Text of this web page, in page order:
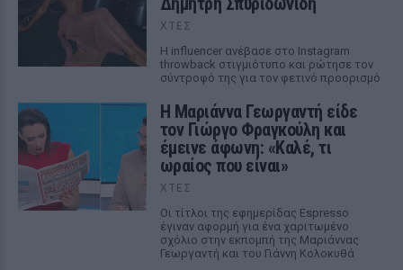
ΧΤΕΣ
Η influencer ανέβασε στο Instagram
throwback στιγμιότυπο και ρώτησε τον
σύντροφό της για τον φετινό προορισμό
Η Μαριάννα Γεωργαντή είδε
τον Γιώργο Φραγκούλη και
έμεινε άφωνη: «Καλέ, τι
ωραίος που είναι»
ΧΤΕΣ
Οι τίτλοι της εφημερίδας Espresso
έγιναν αφορμή για ένα χαριτωμένο
σχόλιο στην εκπομπή της Μαριάννας
Γεωργαντή και του Γιάννη Κολοκυθά